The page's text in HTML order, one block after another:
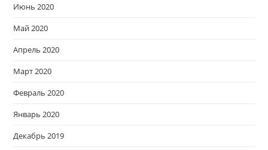
Июнь 2020
Май 2020
Апрель 2020
Март 2020
Февраль 2020
Январь 2020
Декабрь 2019